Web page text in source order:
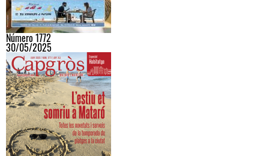
Número 1772
30/05/2025